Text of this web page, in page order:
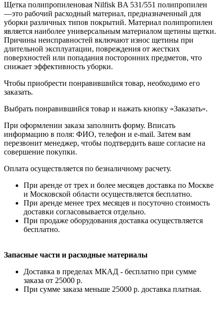
Щетка полипропиленовая Nilfisk BA 531/551 полипропилен
—это рабочий расходный материал, предназначенный для
уборки различных типов покрытий. Материал полипропилен
является наиболее универсальным материалом щетины щетки.
Причины неисправностей включают износ щетины при
длительной эксплуатации, повреждения от жестких
поверхностей или попадания посторонних предметов, что
снижает эффективность уборки.
Чтобы приобрести понравившийся товар, необходимо его
заказать.
Выбрать понравившийся товар и нажать кнопку «Заказать».
При оформлении заказа заполнить форму. Вписать
информацию в поля: ФИО, телефон и e-mail. Затем вам
перезвонит менеджер, чтобы подтвердить ваше согласие на
совершение покупки.
Оплата осуществляется по безналичному расчету.
При аренде от трех и более месяцев доставка по Москве
и Московской области осуществляется бесплатно.
При аренде менее трех месяцев и посуточно стоимость
доставки согласовывается отдельно.
При продаже оборудования доставка осуществляется
бесплатно.
Запасные части и расходные материалы
Доставка в пределах МКАД - бесплатно при сумме
заказа от 25000 р.
При сумме заказа меньше 25000 р. доставка платная.